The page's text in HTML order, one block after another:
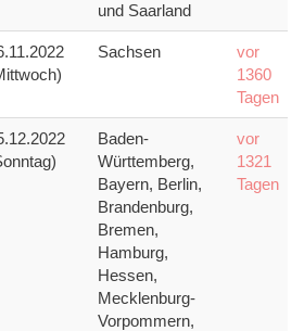
und Saarland
Sachsen
vor
1360
Tagen
Baden-
Württemberg,
Bayern, Berlin,
Brandenburg,
Bremen,
Hamburg,
Hessen,
Mecklenburg-
Vorpommern,
vor
1321
Tagen